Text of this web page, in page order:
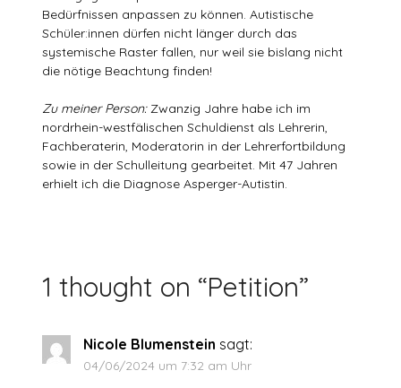
Bedürfnissen anpassen zu können. Autistische
Schüler:innen dürfen nicht länger durch das
systemische Raster fallen, nur weil sie bislang nicht
die nötige Beachtung finden!
Zu meiner Person:Zwanzig Jahre habe ich im
nordrhein-westfälischen Schuldienst als Lehrerin,
Fachberaterin, Moderatorin in der Lehrerfortbildung
sowie in der Schulleitung gearbeitet. Mit 47 Jahren
erhielt ich die Diagnose Asperger-Autistin.
1 thought on “Petition”
Nicole Blumenstein sagt:
04/06/2024 um 7:32 am Uhr